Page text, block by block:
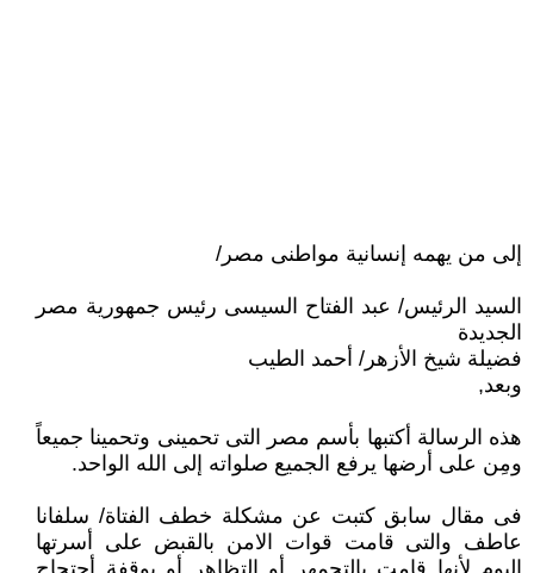
إلى من يهمه إنسانية مواطنى مصر/‏
السيد الرئيس/ عبد الفتاح السيسى رئيس جمهورية مصر
الجديدة‏
فضيلة شيخ الأزهر/ أحمد الطيب
وبعد,‏
هذه الرسالة أكتبها بأسم مصر التى تحمينى وتحمينا جميعاً
ومِن على أرضها يرفع الجميع صلواته إلى الله الواحد.‏
فى مقال سابق كتبت عن مشكلة خطف الفتاة/ سلفانا
عاطف والتى قامت قوات الامن بالقبض على أسرتها